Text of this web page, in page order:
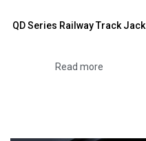
QD Series Railway Track Jack
Read more